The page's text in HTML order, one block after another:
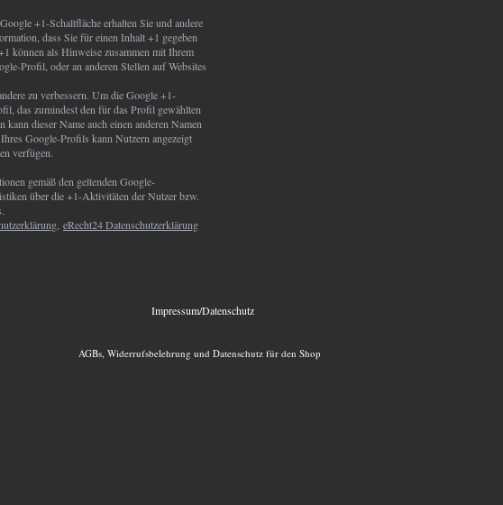
+1-Schaltfläche erhalten Sie und andere
dass Sie für einen Inhalt +1 gegeben
können als Hinweise zusammen mit Ihrem
Profil, oder an anderen Stellen auf Websites
zu verbessern. Um die Google +1-
das zumindest den für das Profil gewählten
dieser Name auch einen anderen Namen
Google-Profils kann Nutzern angezeigt
verfügen.
gemäß den geltenden Google-
über die +1-Aktivitäten der Nutzer bzw.
eRecht24 Datenschutzerklärung
Impressum/Datenschutz
AGBs, Widerrufsbelehrung und Datenschutz für den Shop